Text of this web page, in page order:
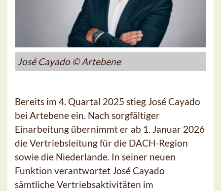
José Cayado © Artebene
Bereits im 4. Quartal 2025 stieg José Cayado
bei Artebene ein. Nach sorgfältiger
Einarbeitung übernimmt er ab 1. Januar 2026
die Vertriebsleitung für die DACH-Region
sowie die Niederlande. In seiner neuen
Funktion verantwortet José Cayado
sämtliche Vertriebsaktivitäten im